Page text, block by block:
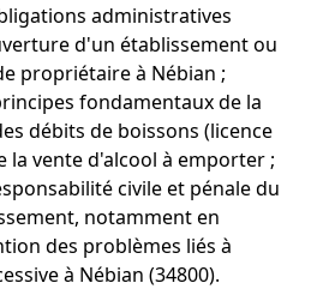
administratives
d'un établissement ou
propriétaire à Nébian ;
fondamentaux de la
débits de boissons (licence
la vente d'alcool à emporter ;
civile et pénale du
notamment en
des problèmes liés à
à Nébian (34800).